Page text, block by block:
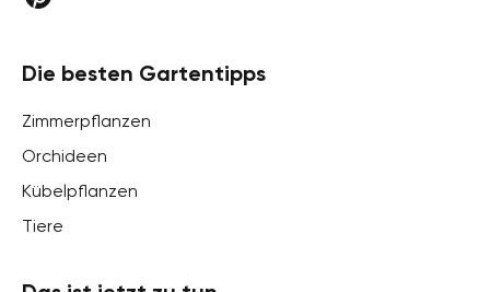
Die besten Gartentipps
Zimmerpflanzen
Orchideen
Kübelpflanzen
Tiere